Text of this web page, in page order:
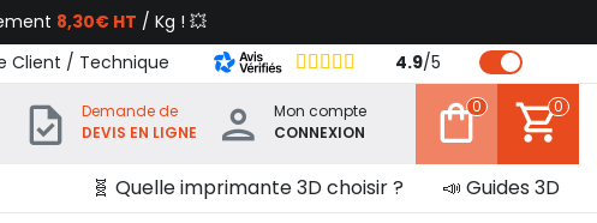
8,30€ HT / Kg ! 💥
Client / Technique 4.9/5
Demande de
DEVIS EN LIGNE
Mon compte
CONNEXION
0 0
🧬 Quelle imprimante 3D choisir ? 📣 Guides 3D